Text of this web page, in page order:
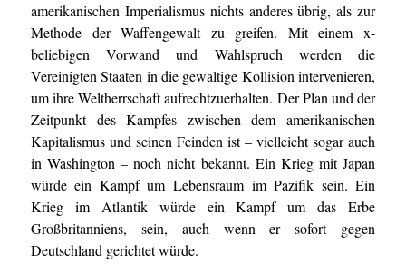
amerikanischen Imperialismus nichts anderes übrig, als zur
Methode der Waffengewalt zu greifen. Mit einem x-
beliebigen Vorwand und Wahlspruch werden die
Vereinigten Staaten in die gewaltige Kollision intervenieren,
um ihre Weltherrschaft aufrechtzuerhalten. Der Plan und der
Zeitpunkt des Kampfes zwischen dem amerikanischen
Kapitalismus und seinen Feinden ist – vielleicht sogar auch
in Washington – noch nicht bekannt. Ein Krieg mit Japan
würde ein Kampf um Lebensraum im Pazifik sein. Ein
Krieg im Atlantik würde ein Kampf um das Erbe
Großbritanniens, sein, auch wenn er sofort gegen
Deutschland gerichtet würde.